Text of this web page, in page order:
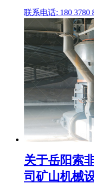
联系电话: 180 3780
关于岳阳索
司矿山机械